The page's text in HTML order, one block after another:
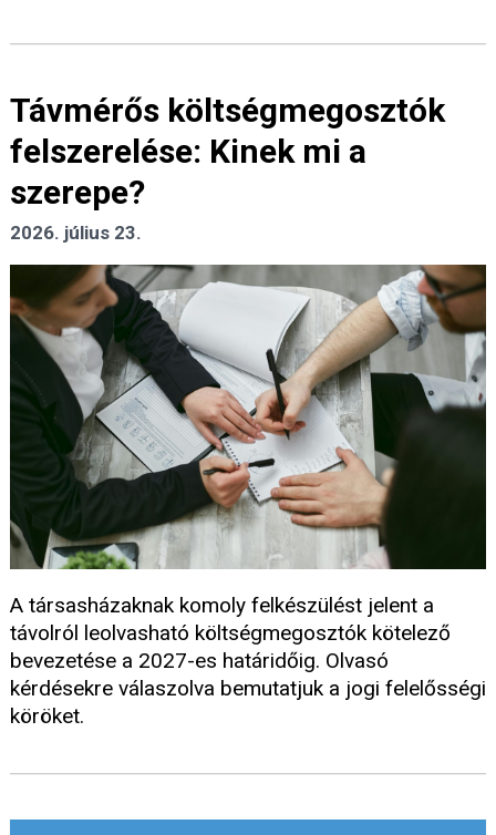
Távmérős költségmegosztók
felszerelése: Kinek mi a
szerepe?
2026. július 23.
A társasházaknak komoly felkészülést jelent a
távolról leolvasható költségmegosztók kötelező
bevezetése a 2027-es határidőig. Olvasó
kérdésekre válaszolva bemutatjuk a jogi felelősségi
köröket.